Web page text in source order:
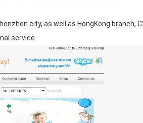
city, as well as HongKong branch,
service.